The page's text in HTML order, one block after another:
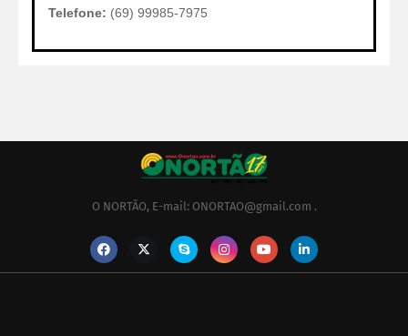
Telefone: (69) 99985-7975
O NORTÃO, E-mail: ONORTAO@gmail.com .